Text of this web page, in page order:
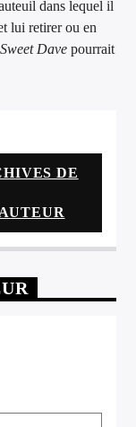
dans lequel il
lui retirer ou en
Sweet Dave pourrait
DE